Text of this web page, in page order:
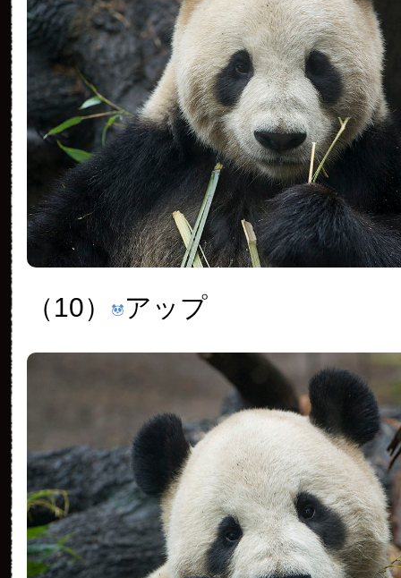
（10） アップ